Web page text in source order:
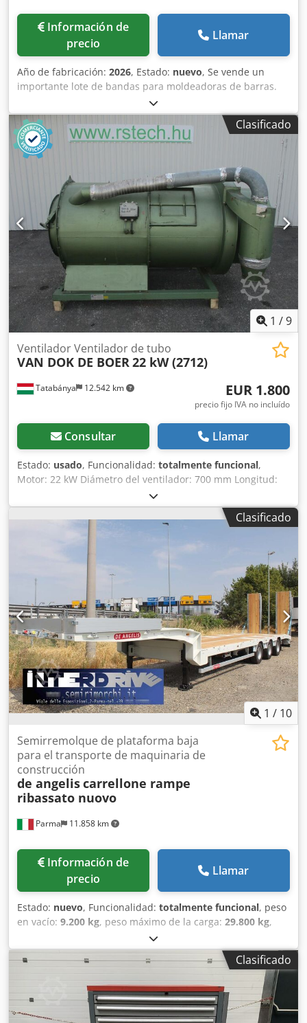
Información de
precio
Llamar
Año de fabricación: 2026, Estado: nuevo, Se vende un
importante lote de bandas para moldeadoras de barras.
Marcas disponibles: - MAJOR - BONGARD Dedpszqt Tcefx
Alaokr - MERAND TENOR/TREGOR - BERTRAND EURO2000 -
BERTRAND EUROMAP - JAC - PANIRECORD F73 -
PANIRECORD F60/F57 - SINMAG - PAVAILLER - STAFF Precios
unitarios y al por mayor. Se venden en kits completos para
una moldeadora, que incluyen: - Banda delantera - Banda
trasera - Banda inferior de refuerzo - Banda de recepción
Clasificado
1 /9
Tatabánya 12.542 km
Ventilador Ventilador de tubo
VAN DOK DE BOER22 kW (2712)
EUR 1.800
precio fijo IVA no incluído
Consultar Llamar
Estado: usado, Funcionalidad: totalmente funcional,
Motor: 22 kW Diámetro del ventilador: 700 mm Longitud:
2500 mm Dkodpfsri R Duex Alaor
Clasificado
1 / 10
Parma 11.858 km
Semirremolque de plataforma baja
para el transporte de maquinaria de
construcción
de angeliscarrellone rampe
ribassato nuovo
Información de
precio
Llamar
Estado: nuevo, Funcionalidad: totalmente funcional, peso
en vacío: 9.200 kg, peso máximo de la carga: 29.800 kg,
, configuración de ejes:
longitud del espacio de carga:10.000 mm, anchura del
espacio de carga:2.550 mm, altura del espacio de carga:
13.700 mm
2.550
, amortiguación:aire, tamaño del neumático:
245.70 R
blanco, freno de remolque:remolque con
Clasificado